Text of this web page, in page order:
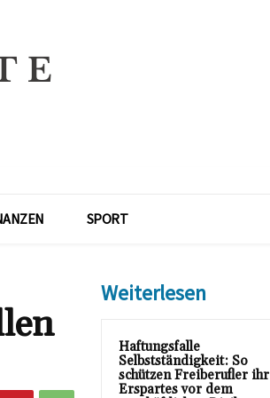
SPORT
Weiterlesen
Haftungsfalle
Selbstständigkeit: So
schützen Freiberufler ihr
Erspartes vor dem